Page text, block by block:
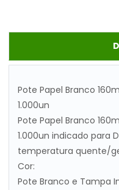
Pote Papel Branco
1.000un
Pote Papel Branco
1.000un indicado para
temperatura quente/
Cor:
Pote Branco e Tampa